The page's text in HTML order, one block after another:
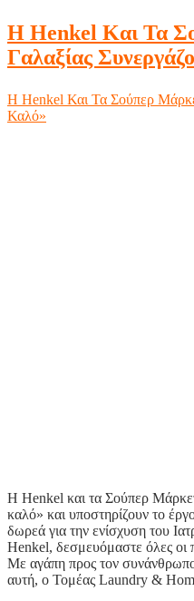
Η Henkel Και Τα
Γαλαξίας
Η Henkel Και Τα Σούπερ
Καλό»
Η Henkel και τα Σούπερ
καλό» και υποστηρίζουν το
δωρεά για την ενίσχυση του
Henkel, δεσμευόμαστε όλες οι
Με αγάπη προς τον
αυτή, ο Τομέας Laundry &